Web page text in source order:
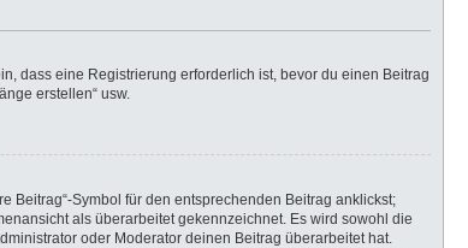
dass eine Registrierung erforderlich ist, bevor du einen Beitrag
erstellen“ usw.
Beitrag“-Symbol für den entsprechenden Beitrag anklickst;
als überarbeitet gekennzeichnet. Es wird sowohl die
oder Moderator deinen Beitrag überarbeitet hat.